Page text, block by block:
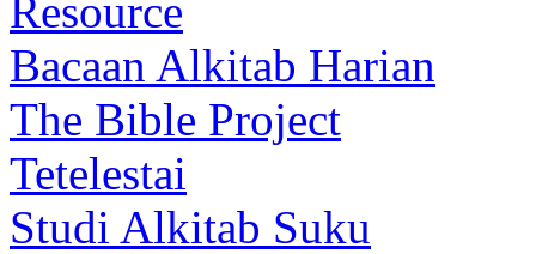
Resource
Bacaan Alkitab Harian
The Bible Project
Tetelestai
Studi Alkitab Suku